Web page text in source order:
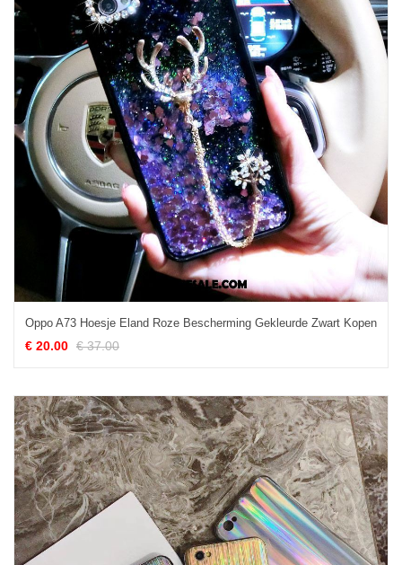
Oppo A73 Hoesje Eland Roze Bescherming Gekleurde Zwart Kopen
€ 20.00 € 37.00